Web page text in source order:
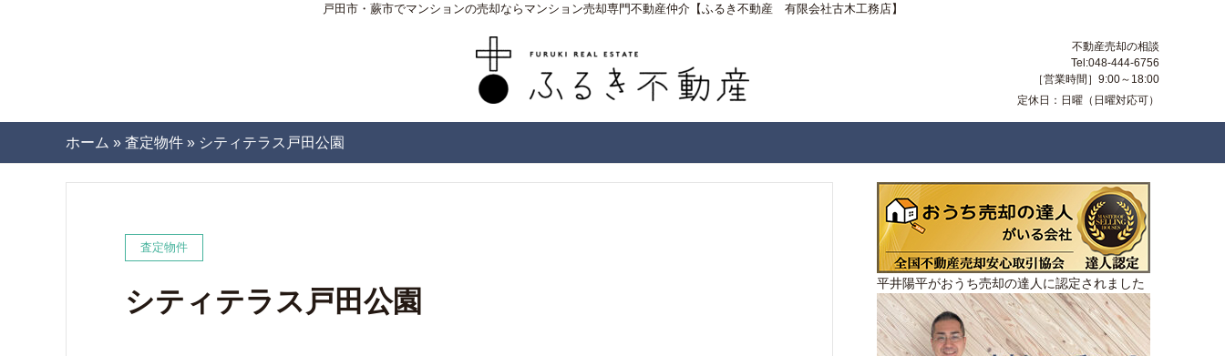
戸田市・蕨市でマンションの売却ならマンション売却専門不動産仲介【ふるき不動産 有限会社古木工務店】
不動産売却の相談
Tel:048-444-6756
［営業時間］9:00～18:00
定休日：日曜（日曜対応可）
ホーム » 査定物件 » シティテラス戸田公園
査定物件
シティテラス戸田公園
平井陽平がおうち売却の達人に認定されました